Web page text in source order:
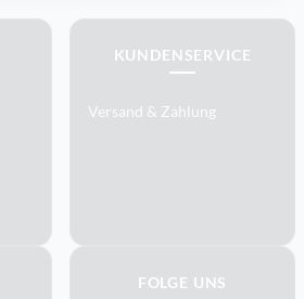
KUNDENSERVICE
Versand & Zahlung
FOLGE UNS